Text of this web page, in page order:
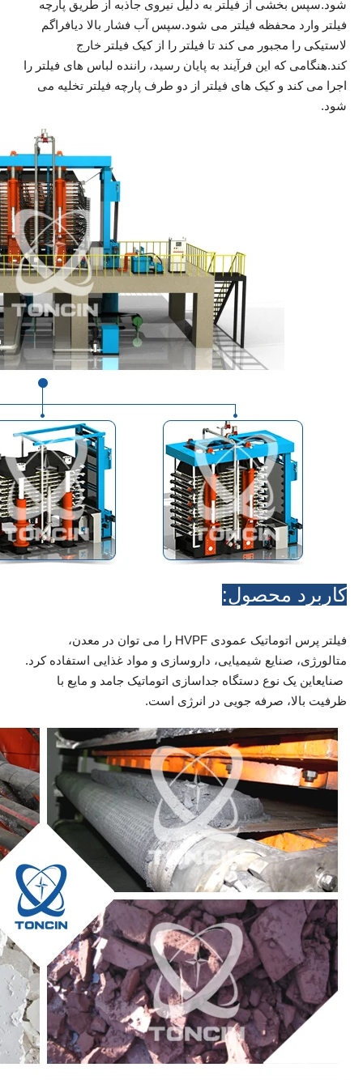
شود.سپس بخشی از فیلتر به دلیل نیروی جاذبه از طریق پارچه
فیلتر وارد محفظه فیلتر می شود.سپس آب فشار بالا دیافراگم
لاستیکی را مجبور می کند تا فیلتر را از کیک فیلتر خارج
کند.هنگامی که این فرآیند به پایان رسید، راننده لباس های فیلتر را
اجرا می کند و کیک های فیلتر از دو طرف پارچه فیلتر تخلیه می
شود.
کاربرد محصول:
فیلتر پرس اتوماتیک عمودی HVPF را می توان در معدن،
متالورژی، صنایع شیمیایی، داروسازی و مواد غذایی استفاده کرد.
صنایعاین یک نوع دستگاه جداسازی اتوماتیک جامد و مایع با
ظرفیت بالا، صرفه جویی در انرژی است.